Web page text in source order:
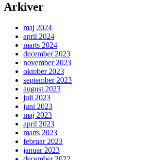
Arkiver
maj 2024
april 2024
marts 2024
december 2023
november 2023
oktober 2023
september 2023
august 2023
juli 2023
juni 2023
maj 2023
april 2023
marts 2023
februar 2023
januar 2023